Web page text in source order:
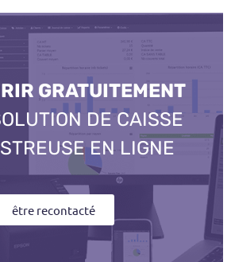
GRATUITEMENT
DE CAISSE
EN LIGNE
être recontacté